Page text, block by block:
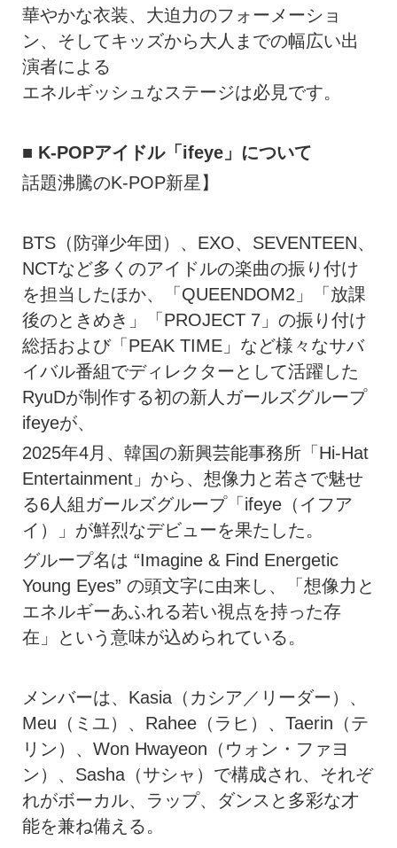
華やかな衣装、大迫力のフォーメーショ
ン、そしてキッズから大人までの幅広い出
演者による
エネルギッシュなステージは必見です。
■ K-POPアイドル「ifeye」について
話題沸騰のK-POP新星】
BTS（防弾少年団）、EXO、SEVENTEEN、
NCTなど多くのアイドルの楽曲の振り付け
を担当したほか、「QUEENDOM2」「放課
後のときめき」「PROJECT 7」の振り付け
総括および「PEAK TIME」など様々なサバ
イバル番組でディレクターとして活躍した
RyuDが制作する初の新人ガールズグループ
ifeyeが、
2025年4月、韓国の新興芸能事務所「Hi-Hat
Entertainment」から、想像力と若さで魅せ
る6人組ガールズグループ「ifeye（イフア
イ）」が鮮烈なデビューを果たした。
グループ名は “Imagine & Find Energetic
Young Eyes” の頭文字に由来し、「想像力と
エネルギーあふれる若い視点を持った存
在」という意味が込められている。
メンバーは、Kasia（カシア／リーダー）、
Meu（ミユ）、Rahee（ラヒ）、Taerin（テ
リン）、Won Hwayeon（ウォン・ファヨ
ン）、Sasha（サシャ）で構成され、それぞ
れがボーカル、ラップ、ダンスと多彩な才
能を兼ね備える。